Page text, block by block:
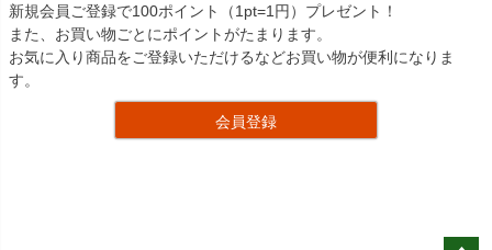
新規会員ご登録で100ポイント（1pt=1円）プレゼント！
また、お買い物ごとにポイントがたまります。
お気に入り商品をご登録いただけるなどお買い物が便利になりま
す。
会員登録